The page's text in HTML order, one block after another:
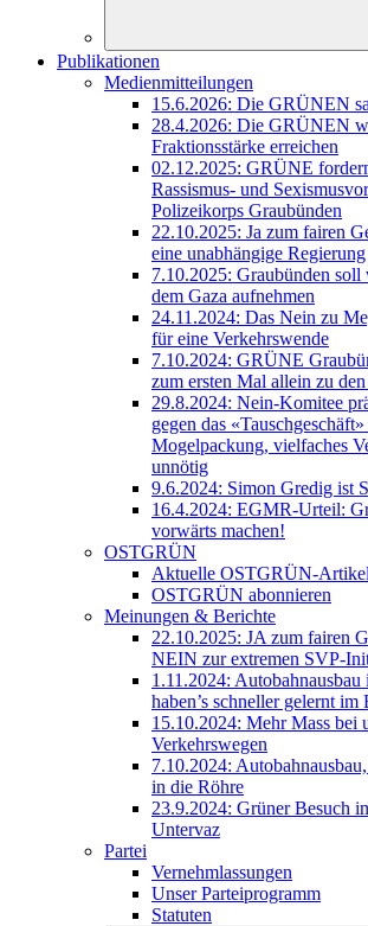
Publikationen
Medienmitteilungen
15.6.2026: Die GRÜNEN
28.4.2026: Die GRÜNEN
Fraktionsstärke erreichen
02.12.2025: GRÜNE
Rassismus- und
Polizeikorps Graubünden
22.10.2025: Ja zum fairen
eine unabhängige Regierung
7.10.2025: Graubünden soll
dem Gaza aufnehmen
24.11.2024: Das Nein zu
für eine Verkehrswende
7.10.2024: GRÜNE
zum ersten Mal allein zu
29.8.2024: Nein-Komitee
gegen das
Mogelpackung, vielfaches
unnötig
9.6.2024: Simon Gredig ist
16.4.2024: EGMR-Urteil:
vorwärts machen!
OSTGRÜN
Aktuelle OSTGRÜN-Artikel
OSTGRÜN abonnieren
Meinungen & Berichte
22.10.2025: JA zum fairen
NEIN zur extremen SVP-
1.11.2024:
haben’s schneller gelernt im
15.10.2024: Mehr Mass bei
Verkehrswegen
7.10.2024:
in die Röhre
23.9.2024: Grüner Besuch
Untervaz
Partei
Vernehmlassungen
Unser Parteiprogramm
Statuten